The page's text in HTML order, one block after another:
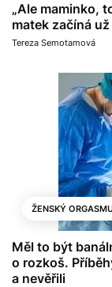
„Ale maminko,
matek začíná
Tereza Semotamová
ŽENSKÝ
Měl to být
o rozkoš.
a nevěřili